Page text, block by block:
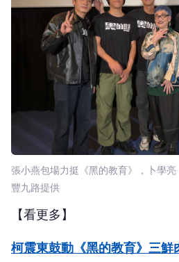
張小燕包場力挺《黑的教育》，卜學
豐九路提供
【看更多】
柯震東鼓動《黑的教育》三鮮